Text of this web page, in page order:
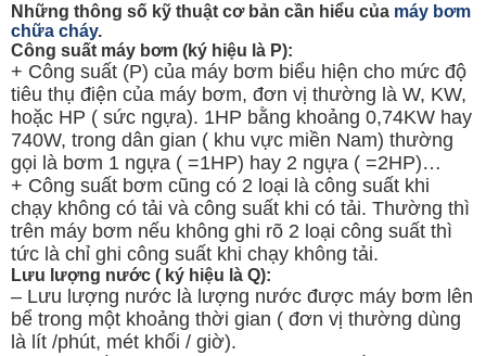
Những thông số kỹ thuật cơ bản cần hiểu của máy bơm
chữa cháy.
Công suất máy bơm (ký hiệu là P):
+ Công suất (P) của máy bơm biểu hiện cho mức độ
tiêu thụ điện của máy bơm, đơn vị thường là W, KW,
hoặc HP ( sức ngựa). 1HP bằng khoảng 0,74KW hay
740W, trong dân gian ( khu vực miền Nam) thường
gọi là bơm 1 ngựa ( =1HP) hay 2 ngựa ( =2HP)…
+ Công suất bơm cũng có 2 loại là công suất khi
chạy không có tải và công suất khi có tải. Thường thì
trên máy bơm nếu không ghi rõ 2 loại công suất thì
tức là chỉ ghi công suất khi chạy không tải.
Lưu lượng nước ( ký hiệu là Q):
– Lưu lượng nước là lượng nước được máy bơm lên
bể trong một khoảng thời gian ( đơn vị thường dùng
là lít /phút, mét khối / giờ).